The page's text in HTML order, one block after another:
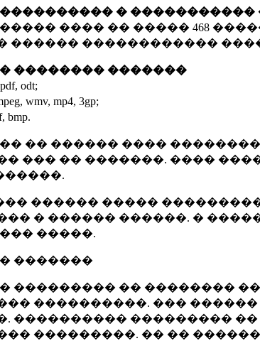
� �����������
���� �� ����� 468
������ ������������
�������� �������
odt;
wmv, mp4, 3gp;
bmp.
�� ������ ����
��� �� �������. ����
������ �����
� ������ ������. �
�����.
�������
��������� �� ��������
����������. ���
���������� ���������
���������. �� ��